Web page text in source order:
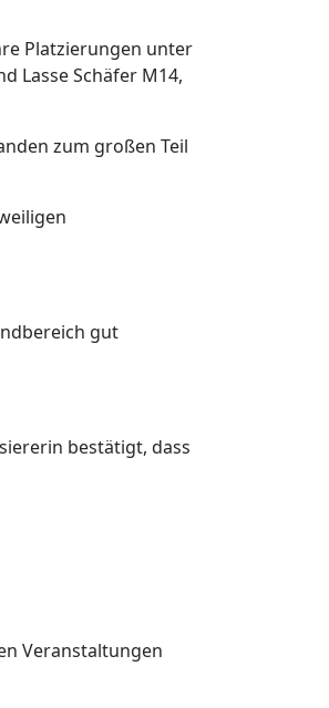
Platzierungen unter
Lasse Schäfer M14,
zum großen Teil
gut
bestätigt, dass
Veranstaltungen